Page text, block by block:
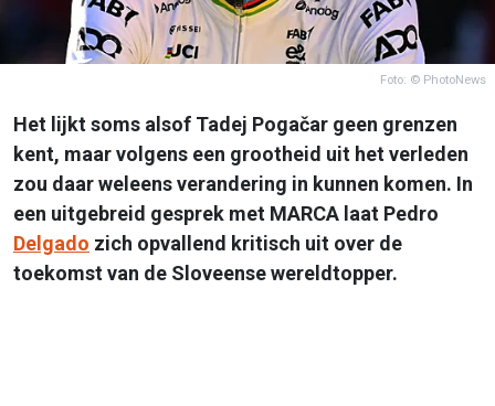
Foto: © PhotoNews
Het lijkt soms alsof Tadej Pogačar geen grenzen
kent, maar volgens een grootheid uit het verleden
zou daar weleens verandering in kunnen komen. In
een uitgebreid gesprek met MARCA laat Pedro
Delgado zich opvallend kritisch uit over de
toekomst van de Sloveense wereldtopper.